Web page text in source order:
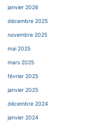
janvier 2026
décembre 2025
novembre 2025
mai 2025
mars 2025
février 2025
janvier 2025
décembre 2024
janvier 2024